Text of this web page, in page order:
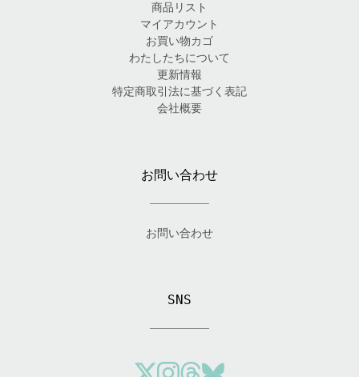
商品リスト
マイアカウント
お買い物カゴ
わたしたちについて
更新情報
特定商取引法に基づく表記
会社概要
お問い合わせ
お問い合わせ
SNS